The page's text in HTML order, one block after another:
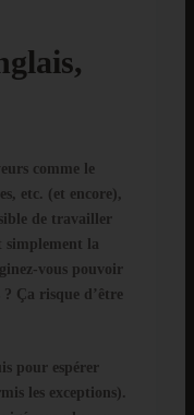
comme le
etc. (et encore),
de travailler
simplement la
vous pouvoir
Ça risque d’être
pour espérer
les exceptions).